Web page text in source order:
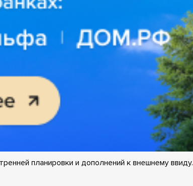
планировки и дополнений к внешнему ввиду.